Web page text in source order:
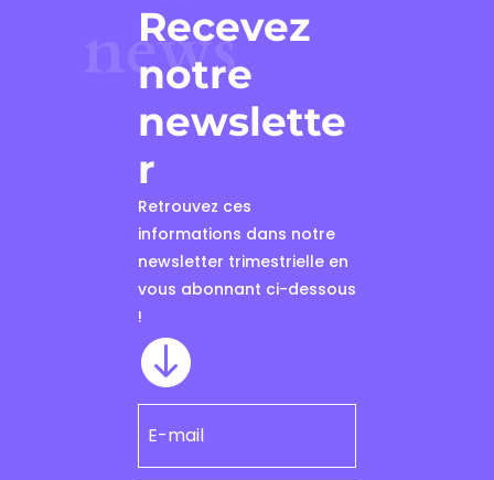
news
Recevez
notre
newslette
r
Retrouvez ces
informations dans notre
newsletter trimestrielle en
vous abonnant ci-dessous
!
